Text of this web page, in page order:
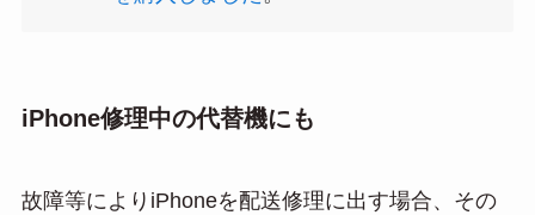
iPhone修理中の代替機にも
故障等によりiPhoneを配送修理に出す場合、その